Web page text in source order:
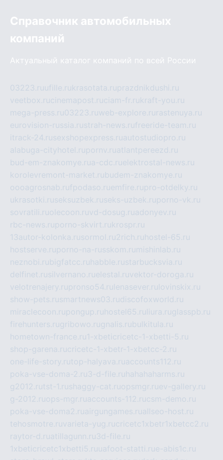
Справочник автомобильных
компаний
Актуальный каталог компаний по всей России
03223.ruufille.rukrasotata.ruprazdnikdushi.ru
veetbox.rucinemapost.ruciam-fr.rukraft-you.ru
mega-press.ru03223.ruweb-explore.ru rastenuya.ru
eurovision-russia.rustrah-news.rufreeride-team.ru
itrack-24.rusexshopexpress.ruautostudiopro.ru
alabuga-cityhotel.rupornv.ruatlantpereezd.ru
bud-em-znakomye.rua-cdc.ruelektrostal-news.ru
korolevremont-market.rubudem-znakomye.ru
oooagrosnab.rufpodaso.ruemfire.rupro-otdelky.ru
ukrasotki.ruseksuzbek.ruseks-uzbek.ruporno-vk.ru
sovratili.ruolecoon.ruvd-dosug.ruadonyev.ru
rbc-news.ruporno-skvirt.rukrospr.ru
13autor-kolonka.rusormol.ru2rich.ru hostel-65.ru
hostserve.ruporno-na-russkom.ru mishinlab.ru
neznobi.rubigfatcc.ru habble.rustarbucksvia.ru
delfinet.rusilvernano.ruelestal.ruvektor-doroga.ru
velotrenajery.rupronso54.ru lenasever.ru lovinskix.ru
show-pets.rusmartnews03.rudiscofoxworld.ru
miraclecoon.rupongup.ru hostel65.ru liura.ruglasspb.ru
firehunters.rugribowo.rugnalis.rubulkitula.ru
hometown-france.ru1-xbeticricetc-1-xbetti-5.ru
shop-garena.rucricetc-1-xbetr-1-xbetcc-2.ru
one-life-story.rutop-halyava.ruaccounts112.ru
poka-vse-doma-2.ru3-d-file.ru hahahaharms.ru
g2012.rutst-1.rushaggy-cat.ruopsmgr.ruev-gallery.ru
g-2012.ruops-mgr.ruaccounts-112.rucsm-demo.ru
poka-vse-doma2.ruairgungames.ruallseo-host.ru
tehosmotre.ruvarieta-yug.rucricetc1xbetr1xbetcc2.ru
raytor-d.ruatillagunn.ru3d-file.ru
1xbeticricetc1xbetti5.ruuafoot-statti.rue-abis1c.ru